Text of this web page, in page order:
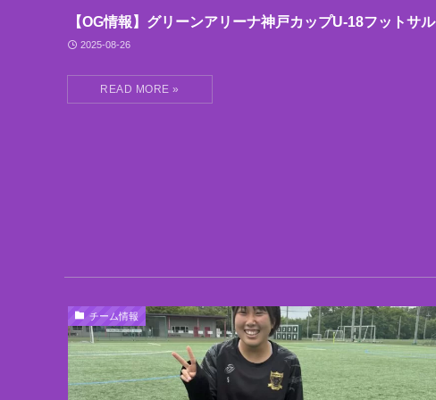
【OG情報】グリーンアリーナ神戸カップU-18フットサル
2025-08-26
チーム情報